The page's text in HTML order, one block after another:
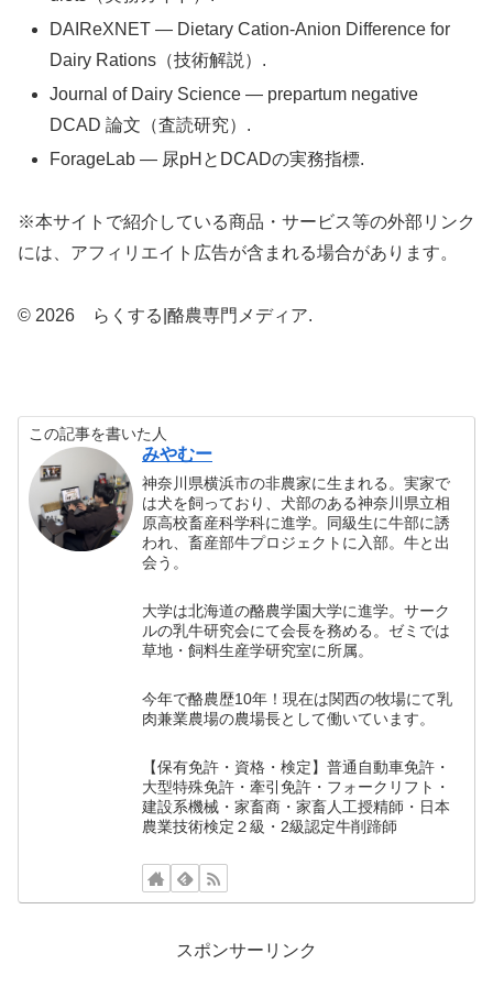
DAIReXNET — Dietary Cation-Anion Difference for
Dairy Rations（技術解説）.
Journal of Dairy Science — prepartum negative
DCAD 論文（査読研究）.
ForageLab — 尿pHとDCADの実務指標.
※本サイトで紹介している商品・サービス等の外部リンク
には、アフィリエイト広告が含まれる場合があります。
© 2026 らくする|酪農専門メディア.
この記事を書いた人
みやむー
神奈川県横浜市の非農家に生まれる。実家で
は犬を飼っており、犬部のある神奈川県立相
原高校畜産科学科に進学。同級生に牛部に誘
われ、畜産部牛プロジェクトに入部。牛と出
会う。
大学は北海道の酪農学園大学に進学。サーク
ルの乳牛研究会にて会長を務める。ゼミでは
草地・飼料生産学研究室に所属。
今年で酪農歴10年！現在は関西の牧場にて乳
肉兼業農場の農場長として働いています。
【保有免許・資格・検定】普通自動車免許・
大型特殊免許・牽引免許・フォークリフト・
建設系機械・家畜商・家畜人工授精師・日本
農業技術検定２級・2級認定牛削蹄師
スポンサーリンク